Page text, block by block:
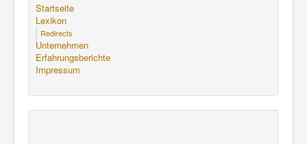
Startseite
Lexikon
Redirects
Unternehmen
Erfahrungsberichte
Impressum